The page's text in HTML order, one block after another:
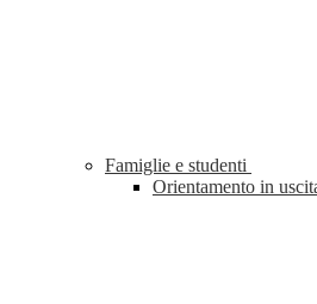
Famiglie e studenti
Orientamento in